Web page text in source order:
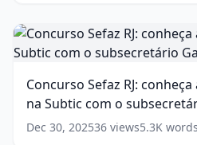
o
cargo
de
words)
Concurso
Sefaz
RJ:
a
carreira
de
auditor
Concurso Sefaz RJ:
na Subtic com o
words)
Dec 30, 202536 views5.3K words